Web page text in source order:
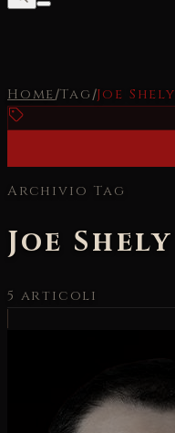
Home/Tag /Joe Shely
Archivio Tag
Joe Shely
5 articoli